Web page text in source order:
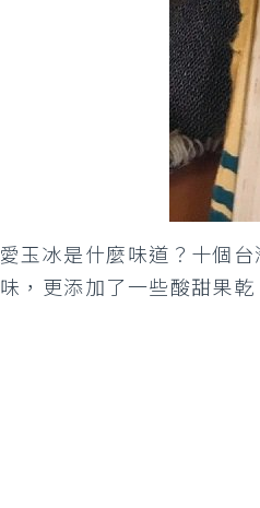
愛玉冰是什麼味道？十個
味，更添加了一些酸甜果